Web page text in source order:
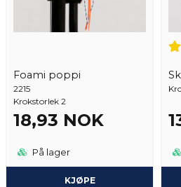
Foami poppi
2215
Krokstorlek 2
18,93 NOK
På lager
KJØPE
Send